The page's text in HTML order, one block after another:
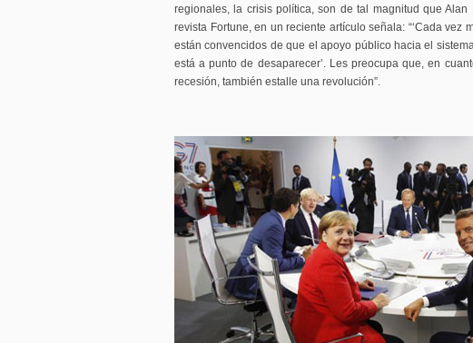
regionales, la crisis política, son de tal magnitud que Alan
revista Fortune, en un reciente artículo señala: “‘Cada vez
están convencidos de que el apoyo público hacia el
está a punto de desaparecer’. Les preocupa que, en
recesión, también estalle una revolución”.